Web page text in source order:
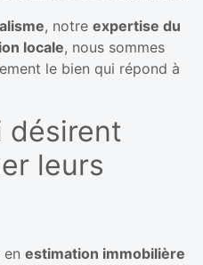
, notre expertise du
locale, nous sommes
le bien qui répond à
désirent
leurs
estimation immobilière